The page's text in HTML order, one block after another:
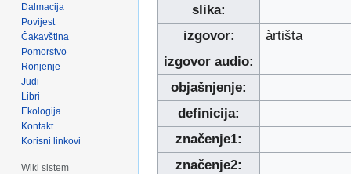
slika:
izgovor:
àrtišta
izgovor audio:
objašnjenje:
definicija:
značenje1:
značenje2:
Dalmacija
Povijest
Čakavština
Pomorstvo
Ronjenje
Judi
Libri
Ekologija
Kontakt
Korisni linkovi
Wiki sistem